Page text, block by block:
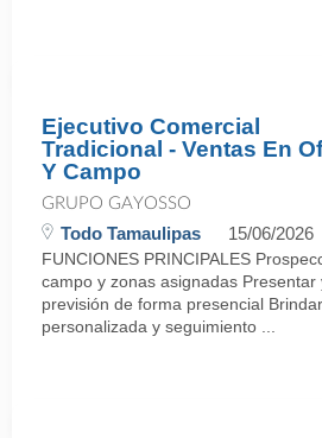
Ejecutivo Comercial
Tradicional - Ventas En
Y Campo
GRUPO GAYOSSO
Todo Tamaulipas 15/06/2026
FUNCIONES PRINCIPALES
campo y zonas asignadas Presentar
previsión de forma presencial
personalizada y seguimiento ...